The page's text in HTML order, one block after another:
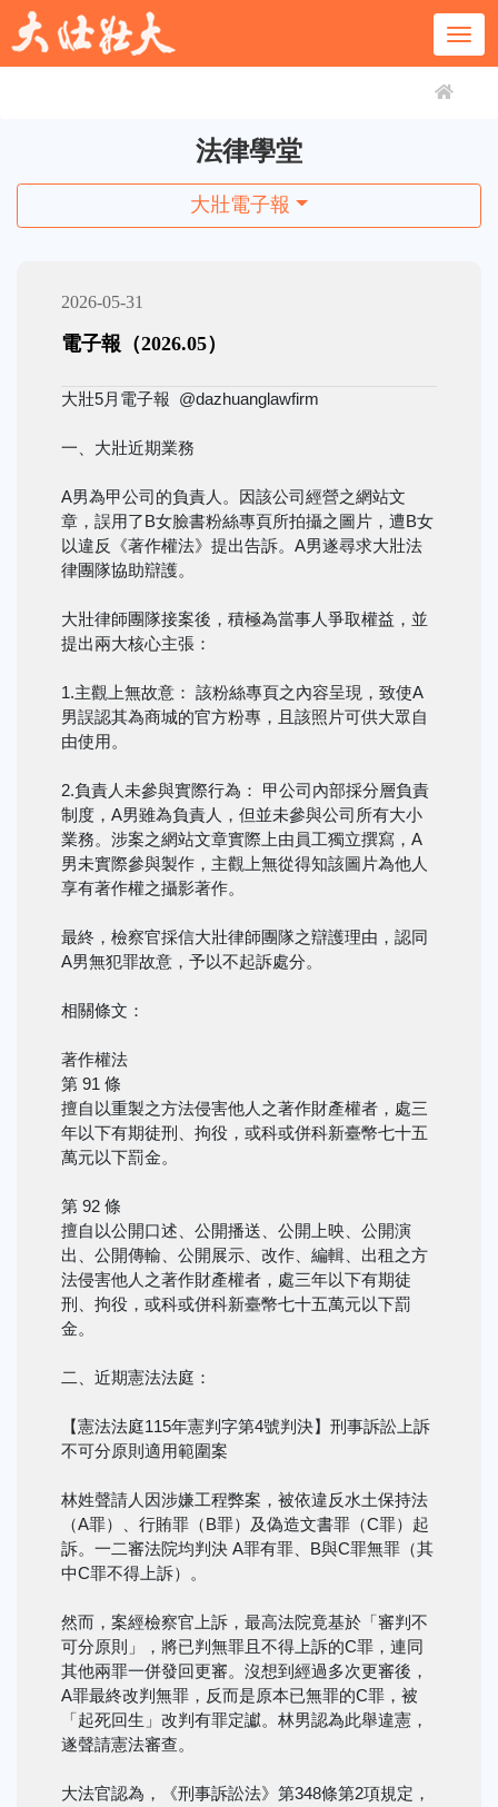
法律學堂
大壯電子報
2026-05-31
電子報（2026.05）
大壯5月電子報 @dazhuanglawfirm
一、大壯近期業務
A男為甲公司的負責人。因該公司經營之網站文
章，誤用了B女臉書粉絲專頁所拍攝之圖片，遭B女
以違反《著作權法》提出告訴。A男遂尋求大壯法
律團隊協助辯護。
大壯律師團隊接案後，積極為當事人爭取權益，並
提出兩大核心主張：
1.主觀上無故意： 該粉絲專頁之內容呈現，致使A
男誤認其為商城的官方粉專，且該照片可供大眾自
由使用。
2.負責人未參與實際行為： 甲公司內部採分層負責
制度，A男雖為負責人，但並未參與公司所有大小
業務。涉案之網站文章實際上由員工獨立撰寫，A
男未實際參與製作，主觀上無從得知該圖片為他人
享有著作權之攝影著作。
最終，檢察官採信大壯律師團隊之辯護理由，認同
A男無犯罪故意，予以不起訴處分。
相關條文：
著作權法
第 91 條
擅自以重製之方法侵害他人之著作財產權者，處三
年以下有期徒刑、拘役，或科或併科新臺幣七十五
萬元以下罰金。
第 92 條
擅自以公開口述、公開播送、公開上映、公開演
出、公開傳輸、公開展示、改作、編輯、出租之方
法侵害他人之著作財產權者，處三年以下有期徒
刑、拘役，或科或併科新臺幣七十五萬元以下罰
金。
二、近期憲法法庭：
【憲法法庭115年憲判字第4號判決】刑事訴訟上訴
不可分原則適用範圍案
林姓聲請人因涉嫌工程弊案，被依違反水土保持法
（A罪）、行賄罪（B罪）及偽造文書罪（C罪）起
訴。一二審法院均判決 A罪有罪、B與C罪無罪（其
中C罪不得上訴）。
然而，案經檢察官上訴，最高法院竟基於「審判不
可分原則」，將已判無罪且不得上訴的C罪，連同
其他兩罪一併發回更審。沒想到經過多次更審後，
A罪最終改判無罪，反而是原本已無罪的C罪，被
「起死回生」改判有罪定讞。林男認為此舉違憲，
遂聲請憲法審查。
大法官認為，《刑事訴訟法》第348條第2項規定，